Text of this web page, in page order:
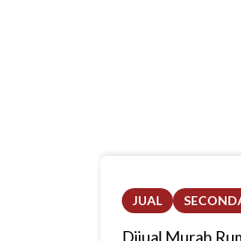
JUAL
Dijual Murah